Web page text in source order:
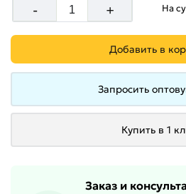
- + На
Добавить в
Запросить
Купить в 1
Заказ и